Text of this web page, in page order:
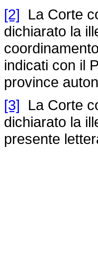
[2] La Corte
dichiarato la
indicati con il
province
[3] La Corte
dichiarato la
presente